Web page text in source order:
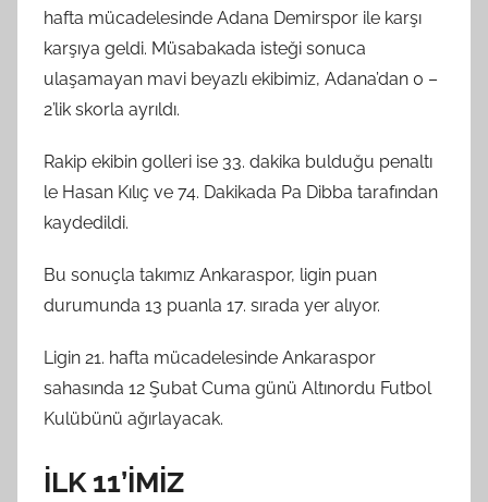
hafta mücadelesinde Adana Demirspor ile karşı
karşıya geldi. Müsabakada isteği sonuca
ulaşamayan mavi beyazlı ekibimiz, Adana’dan 0 –
2’lik skorla ayrıldı.
Rakip ekibin golleri ise 33. dakika bulduğu penaltı
le Hasan Kılıç ve 74. Dakikada Pa Dibba tarafından
kaydedildi.
Bu sonuçla takımız Ankaraspor, ligin puan
durumunda 13 puanla 17. sırada yer alıyor.
Ligin 21. hafta mücadelesinde Ankaraspor
sahasında 12 Şubat Cuma günü Altınordu Futbol
Kulübünü ağırlayacak.
İLK 11’İMİZ